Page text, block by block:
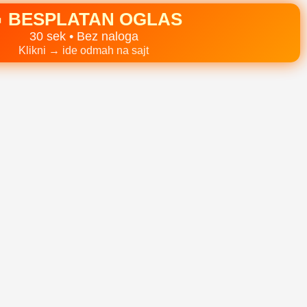
BESPLATAN OGLAS
30 sek • Bez naloga
Klikni → ide odmah na sajt